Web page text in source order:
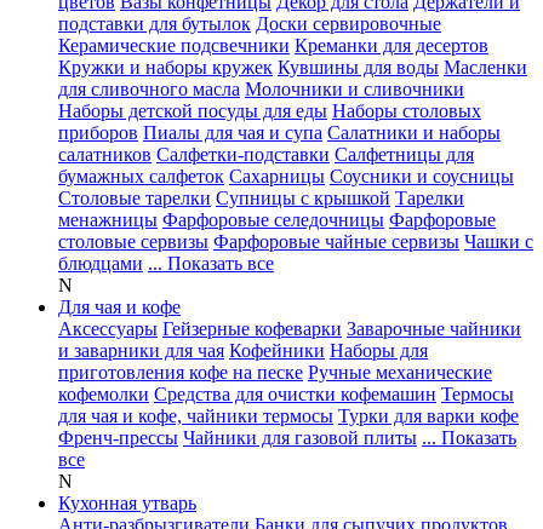
подставки для бутылок Доски сервировочные
Керамические подсвечники Креманки для десертов
Кружки и наборы кружек Кувшины для воды Масленки
для сливочного масла Молочники и сливочники
Наборы детской посуды для еды Наборы столовых
приборов Пиалы для чая и супа Салатники и наборы
салатников Салфетки-подставки Салфетницы для
бумажных салфеток Сахарницы Соусники и соусницы
Столовые тарелки Супницы с крышкой Тарелки
менажницы Фарфоровые селедочницы Фарфоровые
столовые сервизы Фарфоровые чайные сервизы Чашки с
блюдцами ... Показать все
N
Для чая и кофе
Аксессуары Гейзерные кофеварки Заварочные чайники
и заварники для чая Кофейники Наборы для
приготовления кофе на песке Ручные механические
кофемолки Средства для очистки кофемашин Термосы
для чая и кофе, чайники термосы Турки для варки кофе
Френч-прессы Чайники для газовой плиты ... Показать
все
N
Кухонная утварь
Анти-разбрызгиватели Банки для сыпучих продуктов